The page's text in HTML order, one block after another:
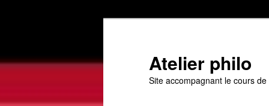
principal
Atelier philo
Site accompagnant le cours